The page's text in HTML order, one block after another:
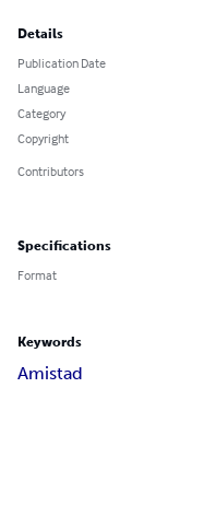
Details
Publication Date
Language
Category
Copyright
Contributors
Specifications
Format
Keywords
Amistad